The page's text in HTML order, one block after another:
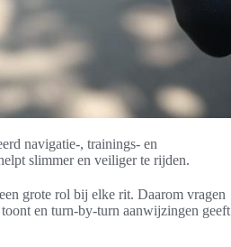
navigatie-, trainings- en
slimmer en veiliger te rijden.
grote rol bij elke rit. Daarom vragen
en turn-by-turn aanwijzingen geeft